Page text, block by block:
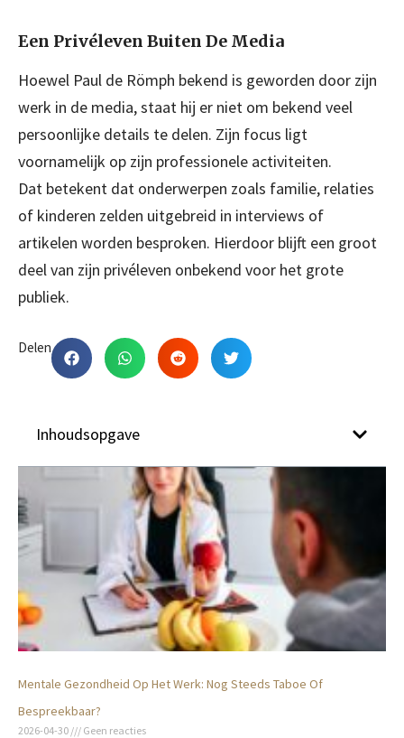
Een Privéleven Buiten De Media
Hoewel Paul de Römph bekend is geworden door zijn
werk in de media, staat hij er niet om bekend veel
persoonlijke details te delen. Zijn focus ligt
voornamelijk op zijn professionele activiteiten.
Dat betekent dat onderwerpen zoals familie, relaties
of kinderen zelden uitgebreid in interviews of
artikelen worden besproken. Hierdoor blijft een groot
deel van zijn privéleven onbekend voor het grote
publiek.
Delen
Inhoudsopgave
Mentale Gezondheid Op Het Werk: Nog Steeds Taboe Of
Bespreekbaar?
2026-04-30 Geen reacties